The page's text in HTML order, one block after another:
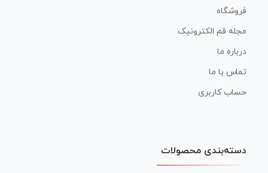
فروشگاه
مجله قم الکترونیک
درباره ما
تماس با ما
حساب کاربری
دسته‌بندی محصولات